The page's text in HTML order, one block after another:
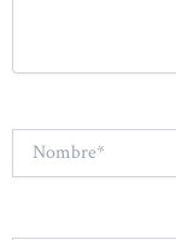
Nombre*